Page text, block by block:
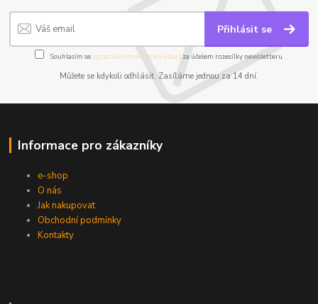
Přihlásit se
Souhlasím se zpracováním osobních údajůza účelem rozesílky newsletteru.
Můžete se kdykoli odhlásit. Zasíláme jednou za 14 dní.
Informace pro zákazníky
e-shop
O nás
Jak nakupovat
Obchodní podmínky
Kontakty